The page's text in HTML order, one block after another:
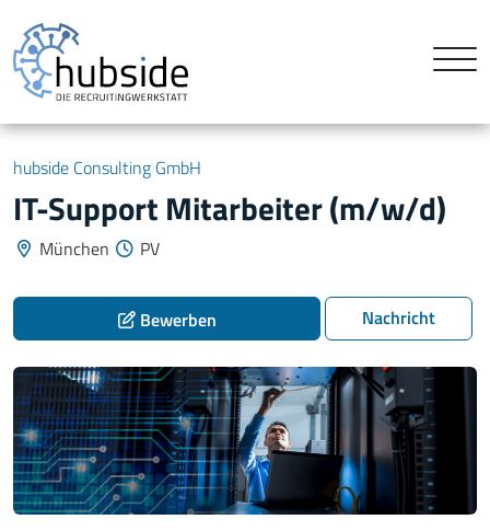
hubside Consulting GmbH
IT-Support Mitarbeiter (m/w/d)
München PV
Bewerben Nachricht